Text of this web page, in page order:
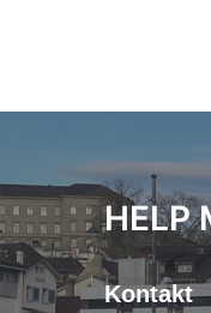
HELP
Kontakt